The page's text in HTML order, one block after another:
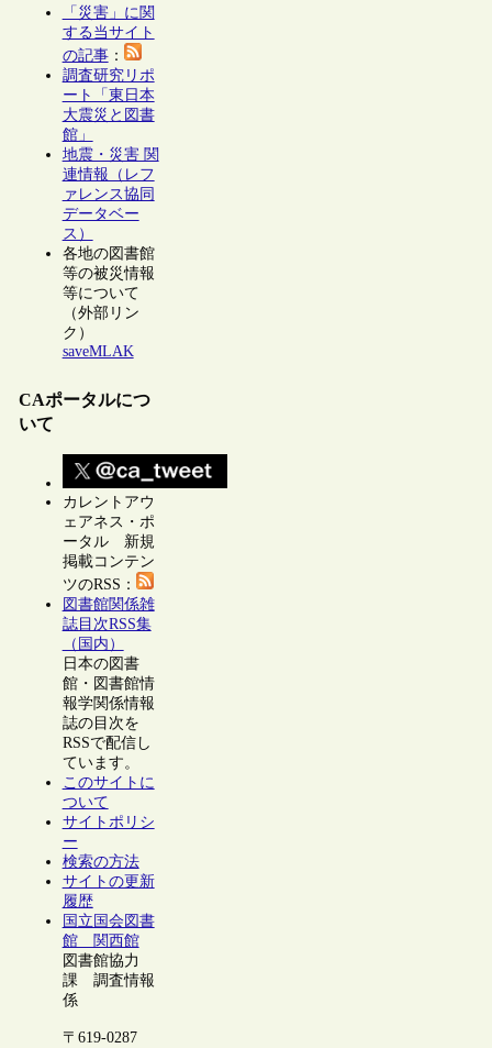
「災害」に関
する当サイト
の記事：
調査研究リポ
ート「東日本
大震災と図書
館」
地震・災害 関
連情報（レフ
ァレンス協同
データベー
ス）
各地の図書館
等の被災情報
等について
（外部リン
ク）
saveMLAK
CAポータルにつ
いて
カレントアウ
ェアネス・ポ
ータル 新規
掲載コンテン
ツのRSS：
図書館関係雑
誌目次RSS集
（国内）
日本の図書
館・図書館情
報学関係情報
誌の目次を
RSSで配信し
ています。
このサイトに
ついて
サイトポリシ
ー
検索の方法
サイトの更新
履歴
国立国会図書
館 関西館
図書館協力
課 調査情報
係
〒619-0287